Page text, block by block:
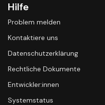
Hilfe
Problem melden
Kontaktiere uns
Datenschutzerklärung
Rechtliche Dokumente
Entwickler:innen
Systemstatus